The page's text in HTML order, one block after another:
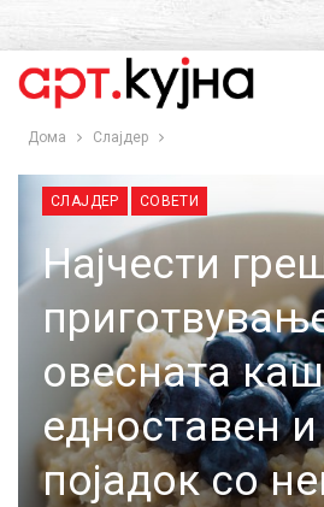
Дома Слајдер
СЛАЈДЕР СОВЕТИ
Најчести
овесната
едноставен
појадок со